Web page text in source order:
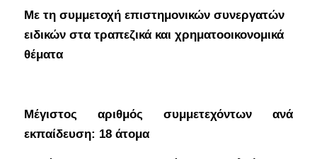
Με τη συμμετοχή επιστημονικών συνεργατών
ειδικών στα τραπεζικά και χρηματοοικονομικά
θέματα
Μέγιστος αριθμός συμμετεχόντων ανά
εκπαίδευση: 18 άτομα